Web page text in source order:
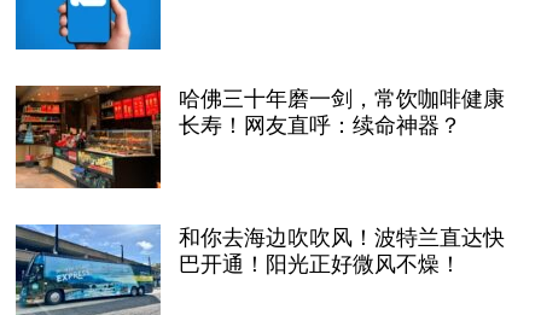
哈佛三十年磨一剑，常饮咖啡健康
长寿！网友直呼：续命神器？
和你去海边吹吹风！波特兰直达快
巴开通！阳光正好微风不燥！